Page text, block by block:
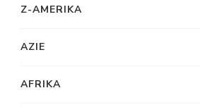
Z-AMERIKA
AZIE
AFRIKA